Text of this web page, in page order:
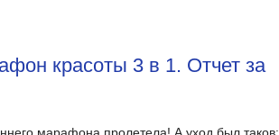
красоты 3 в 1. Отчет за